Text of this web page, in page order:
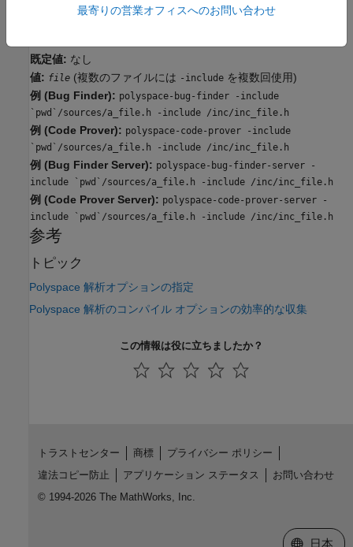
コマンド ライン情報
既定値: なし
値: file (複数のファイルには -include を複数回使用)
例 (Bug Finder): polyspace-bug-finder -include
`pwd`/sources/a_file.h -include /inc/inc_file.h
例 (Code Prover): polyspace-code-prover -include
`pwd`/sources/a_file.h -include /inc/inc_file.h
例 (Bug Finder Server): polyspace-bug-finder-server -
include `pwd`/sources/a_file.h -include /inc/inc_file.h
例 (Code Prover Server): polyspace-code-prover-server -
include `pwd`/sources/a_file.h -include /inc/inc_file.h
参考
トピック
Polyspace 解析オプションの指定
Polyspace 解析のコンパイル オプションの効率的な収集
この情報は役に立ちましたか？
最寄りの営業オフィスへのお問い合わせ
トラストセンター 商標
プライバシー ポリシー
違法コピー防止
アプリケーション ステータス
お問い合わせ
© 1994-2026 The MathWorks, Inc.
Web サイ
日本